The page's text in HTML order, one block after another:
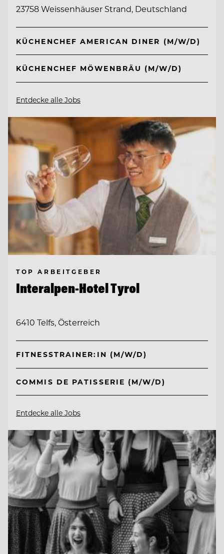
23758 Weissenhäuser Strand, Deutschland
KÜCHENCHEF AMERICAN DINER (M/W/D)
KÜCHENCHEF MÖWENBRÄU (M/W/D)
Entdecke alle Jobs
TOP ARBEITGEBER
Interalpen-Hotel Tyrol
6410 Telfs, Österreich
FITNESSTRAINER:IN (M/W/D)
COMMIS DE PATISSERIE (M/W/D)
Entdecke alle Jobs